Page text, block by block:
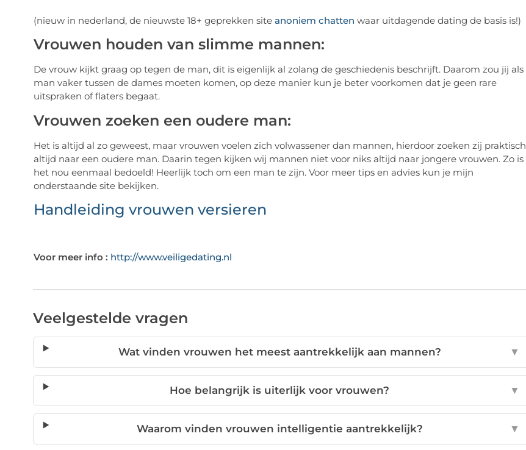
(nieuw in nederland, de nieuwste 18+ geprekken site anoniem chatten waar uitdagende dating de basis is!)
Vrouwen houden van slimme mannen:
De vrouw kijkt graag op tegen de man, dit is eigenlijk al zolang de geschiedenis beschrijft. Daarom zou jij als
man vaker tussen de dames moeten komen, op deze manier kun je beter voorkomen dat je geen rare
uitspraken of flaters begaat.
Vrouwen zoeken een oudere man:
Het is altijd al zo geweest, maar vrouwen voelen zich volwassener dan mannen, hierdoor zoeken zij praktisch
altijd naar een oudere man. Daarin tegen kijken wij mannen niet voor niks altijd naar jongere vrouwen. Zo is
het nou eenmaal bedoeld! Heerlijk toch om een man te zijn. Voor meer tips en advies kun je mijn
onderstaande site bekijken.
Handleiding vrouwen versieren
Voor meer info : http://www.veiligedating.nl
Veelgestelde vragen
Wat vinden vrouwen het meest aantrekkelijk aan mannen? ▼
Hoe belangrijk is uiterlijk voor vrouwen? ▼
Waarom vinden vrouwen intelligentie aantrekkelijk? ▼